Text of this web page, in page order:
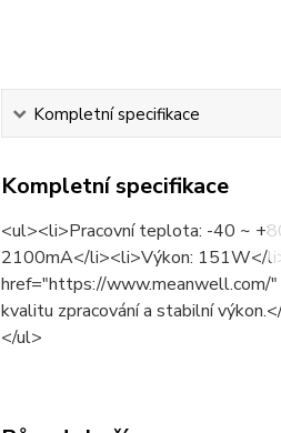
Kompletní specifikace
Kompletní specifikace
<ul><li>Pracovní teplota: -40 ~
2100mA</li><li>Výkon: 151W</
href="https://www.meanwell.com/
kvalitu zpracování a stabilní
</ul>